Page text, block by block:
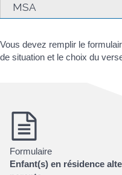
MSA
Vous devez remplir le
de situation et le choix du
Formulaire
Enfant(s) en résidence